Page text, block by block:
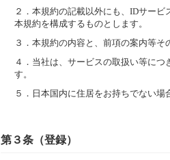
２． 本規約の記載以外にも、IDサービ
本規約を構成するものとします。
３． 本規約の内容と、前項の案内等そ
４． 当社は、サービスの取扱い等につ
す。
５． 日本国内に住居をお持ちでない
第３条（登録）